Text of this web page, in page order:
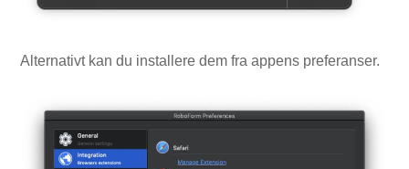
Alternativt kan du installere dem fra appens preferanser.